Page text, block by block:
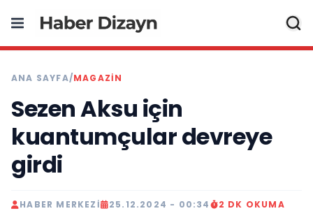
ANA SAYFA/MAGAZIN
Sezen Aksu için
kuantumçular devreye
girdi
HABER MERKEZI 25.12.2024 - 00:34 2 DK OKUMA